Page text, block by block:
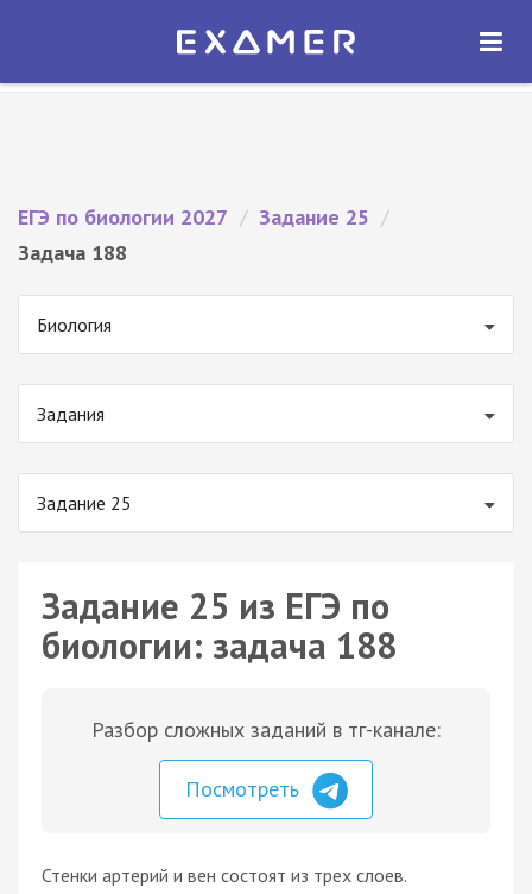
Экзамер — ЕГЭ 2027
ОТКРЫТЬ
ЕГЭ по биологии 2027 / Задание 25 /
Задача 188
Биология
Задания
Задание 25
Задание 25 из ЕГЭ по
биологии: задача 188
Разбор сложных заданий в тг-канале:
Посмотреть
Стенки артерий и вен состоят из трех слоев.